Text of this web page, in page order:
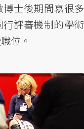
士後期間寫很多
評審機制的學術
位。